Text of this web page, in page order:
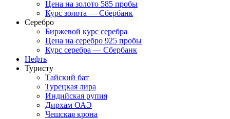
Цена на золото 585 пробы
Курс золота — Сбербанк
Серебро
Биржевой курс серебра
Цена на серебро 925 пробы
Курс серебра — Сбербанк
Нефть
Туристу
Тайский бат
Турецкая лира
Индийская рупия
Дирхам ОАЭ
Чешская крона